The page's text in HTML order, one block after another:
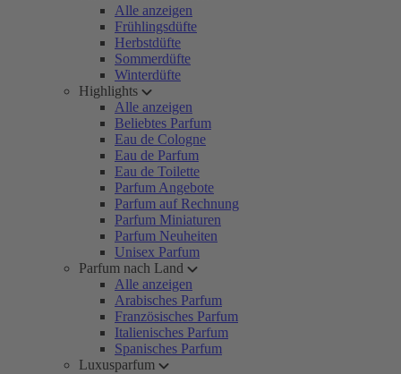
Alle anzeigen
Frühlingsdüfte
Herbstdüfte
Sommerdüfte
Winterdüfte
Highlights
Alle anzeigen
Beliebtes Parfum
Eau de Cologne
Eau de Parfum
Eau de Toilette
Parfum Angebote
Parfum auf Rechnung
Parfum Miniaturen
Parfum Neuheiten
Unisex Parfum
Parfum nach Land
Alle anzeigen
Arabisches Parfum
Französisches Parfum
Italienisches Parfum
Spanisches Parfum
Luxusparfum